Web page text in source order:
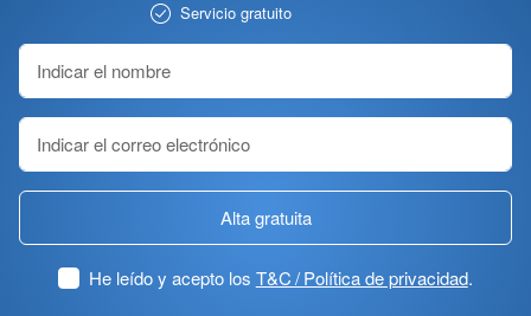
Servicio gratuito
Alta gratuita
He leído y acepto los T&C / Política de privacidad.